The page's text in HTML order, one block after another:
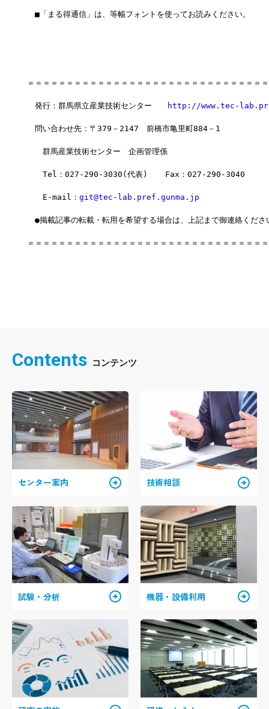
■「まる得通信」は、等幅フォントを使ってお読みください。
＝＝＝＝＝＝＝＝＝＝＝＝＝＝＝＝＝＝＝＝＝＝＝＝＝＝＝＝＝＝
発行：群馬県立産業技術センター http://www.tec-
問い合わせ先：〒379－2147　前橋市亀里町884－1
群馬産業技術センター　企画管理係
Tel：027-290-3030(代表)  　Fax：027-290-3040
E-mail： git@tec-lab.pref.gunma.jp
●掲載記事の転載・転用を希望する場合は、上記まで御連絡くださ
＝＝＝＝＝＝＝＝＝＝＝＝＝＝＝＝＝＝＝＝＝＝＝＝＝＝＝＝＝＝
Contents
センター案内 arrow_circle_right 技術相談 arrow_circle_right
試験・分析 arrow_circle_right 機器・設備利用 arrow_circle_right